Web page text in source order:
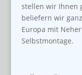
stellen wir Ihnen
beliefern wir
Europa mit
Selbstmontage.